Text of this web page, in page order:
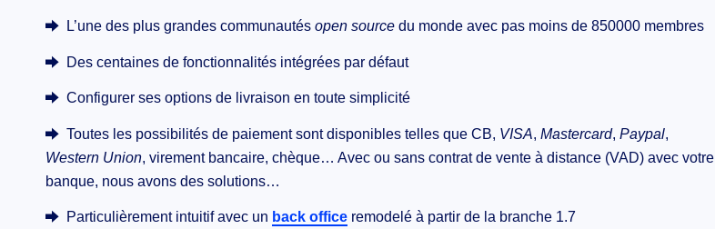
L’une des plus grandes communautés open source du monde avec pas moins de 850000 membres
Des centaines de fonctionnalités intégrées par défaut
Configurer ses options de livraison en toute simplicité
Toutes les possibilités de paiement sont disponibles telles que CB, VISA, Mastercard, Paypal,
Western Union, virement bancaire, chèque… Avec ou sans contrat de vente à distance (VAD) avec votre
banque, nous avons des solutions…
Particulièrement intuitif avec un back office remodelé à partir de la branche 1.7